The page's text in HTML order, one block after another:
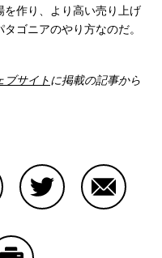
作り、より高い売り上げ
ゴニアのやり方なのだ。
ブサイトに掲載の記事から